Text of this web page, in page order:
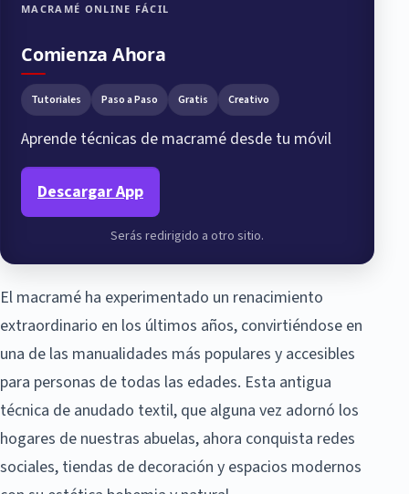
MACRAMÉ ONLINE FÁCIL
Comienza Ahora
Tutoriales Paso a Paso Gratis Creativo
Aprende técnicas de macramé desde tu móvil
Descargar App
Serás redirigido a otro sitio.
El macramé ha experimentado un renacimiento
extraordinario en los últimos años, convirtiéndose en
una de las manualidades más populares y accesibles
para personas de todas las edades. Esta antigua
técnica de anudado textil, que alguna vez adornó los
hogares de nuestras abuelas, ahora conquista redes
sociales, tiendas de decoración y espacios modernos